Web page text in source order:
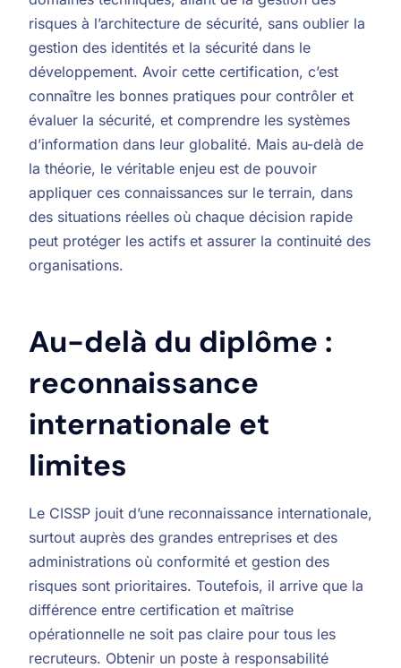
risques à l’architecture de sécurité, sans oublier la
gestion des identités et la sécurité dans le
développement. Avoir cette certification, c’est
connaître les bonnes pratiques pour contrôler et
évaluer la sécurité, et comprendre les systèmes
d’information dans leur globalité. Mais au-delà de
la théorie, le véritable enjeu est de pouvoir
appliquer ces connaissances sur le terrain, dans
des situations réelles où chaque décision rapide
peut protéger les actifs et assurer la continuité des
organisations.
Au-delà du diplôme :
reconnaissance
internationale et
limites
Le CISSP jouit d’une reconnaissance internationale,
surtout auprès des grandes entreprises et des
administrations où conformité et gestion des
risques sont prioritaires. Toutefois, il arrive que la
différence entre certification et maîtrise
opérationnelle ne soit pas claire pour tous les
recruteurs. Obtenir un poste à responsabilité